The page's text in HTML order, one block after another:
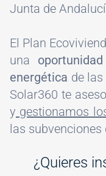
Junta de
El Plan
una
energética de
Solar360 te
y gestionamos
las subvenciones
¿Quieres